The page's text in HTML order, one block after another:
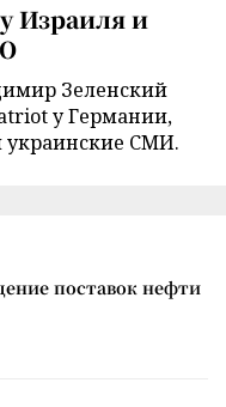
Израиля и
Зеленский
у Германии,
СМИ.
поставок нефти